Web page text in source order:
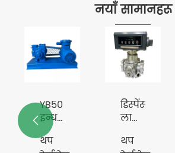
नयाँ सामानहरू
YB50
इन्धन
पम्प
थप
डिस्पेंसरका
लागि
थप
